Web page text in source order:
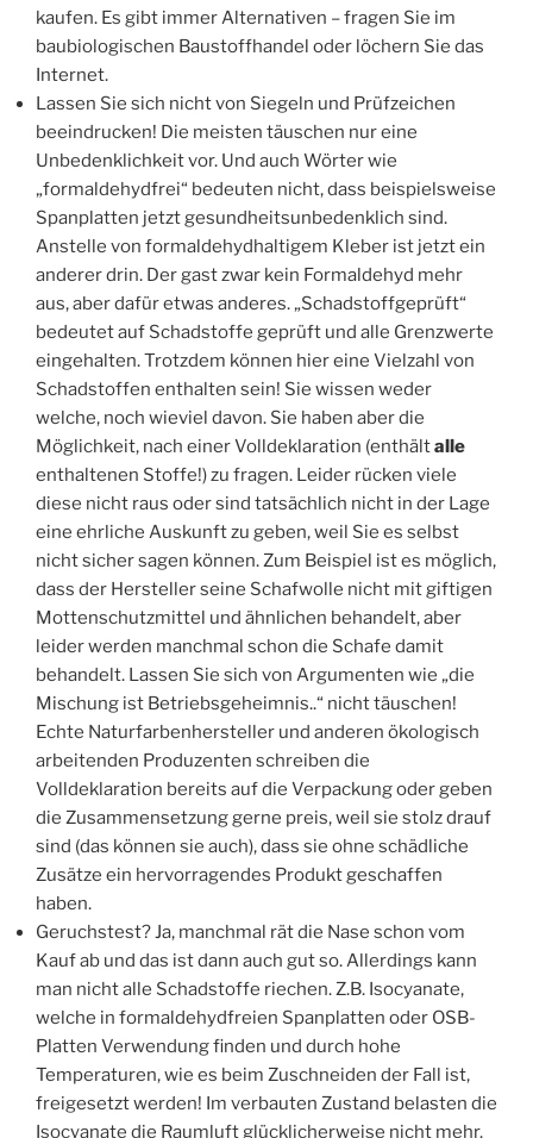
kaufen. Es gibt immer Alternativen – fragen Sie im
baubiologischen Baustoffhandel oder löchern Sie das
Internet.
Lassen Sie sich nicht von Siegeln und Prüfzeichen
beeindrucken! Die meisten täuschen nur eine
Unbedenklichkeit vor. Und auch Wörter wie
„formaldehydfrei“ bedeuten nicht, dass beispielsweise
Spanplatten jetzt gesundheitsunbedenklich sind.
Anstelle von formaldehydhaltigem Kleber ist jetzt ein
anderer drin. Der gast zwar kein Formaldehyd mehr
aus, aber dafür etwas anderes. „Schadstoffgeprüft“
bedeutet auf Schadstoffe geprüft und alle Grenzwerte
eingehalten. Trotzdem können hier eine Vielzahl von
Schadstoffen enthalten sein! Sie wissen weder
welche, noch wieviel davon. Sie haben aber die
Möglichkeit, nach einer Volldeklaration (enthältalle
enthaltenen Stoffe!) zu fragen. Leider rücken viele
diese nicht raus oder sind tatsächlich nicht in der Lage
eine ehrliche Auskunft zu geben, weil Sie es selbst
nicht sicher sagen können. Zum Beispiel ist es möglich,
dass der Hersteller seine Schafwolle nicht mit giftigen
Mottenschutzmittel und ähnlichen behandelt, aber
leider werden manchmal schon die Schafe damit
behandelt. Lassen Sie sich von Argumenten wie „die
Mischung ist Betriebsgeheimnis..“ nicht täuschen!
Echte Naturfarbenhersteller und anderen ökologisch
arbeitenden Produzenten schreiben die
Volldeklaration bereits auf die Verpackung oder geben
die Zusammensetzung gerne preis, weil sie stolz drauf
sind (das können sie auch), dass sie ohne schädliche
Zusätze ein hervorragendes Produkt geschaffen
haben.
Geruchstest? Ja, manchmal rät die Nase schon vom
Kauf ab und das ist dann auch gut so. Allerdings kann
man nicht alle Schadstoffe riechen. Z.B. Isocyanate,
welche in formaldehydfreien Spanplatten oder OSB-
Platten Verwendung finden und durch hohe
Temperaturen, wie es beim Zuschneiden der Fall ist,
freigesetzt werden! Im verbauten Zustand belasten die
Isocyanate die Raumluft glücklicherweise nicht mehr.